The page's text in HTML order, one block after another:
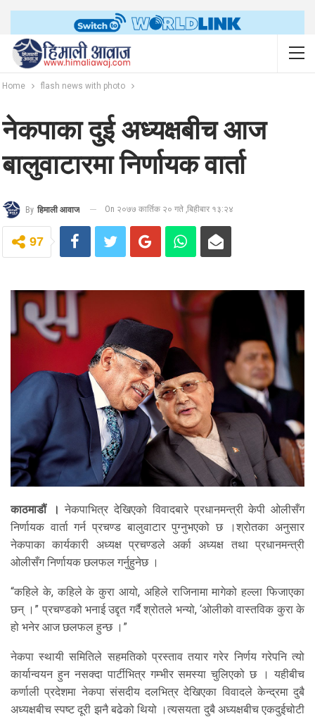
Home flash news with photo
नेकपाका दुई अध्यक्षबीच आज
बालुवाटारमा निर्णायक वार्ता
By हिमाली आवाज On २०७७ कार्तिक २० गते ,बिहीबार १३:२४
97
काठमाडौं । नेकपाभित्र देखिएको विवादबारे प्रधानमन्त्री केपी ओलीसँग
निर्णायक वार्ता गर्न प्रचण्ड बालुवाटार पुग्नुभएको छ ।श्रोतका अनुसार
नेकपाका कार्यकारी अध्यक्ष प्रचण्डले अर्का अध्यक्ष तथा प्रधानमन्त्री
ओलीसँग निर्णायक छलफल गर्नुहुनेछ ।
“कहिले के, कहिले के कुरा आयो, अहिले राजिनामा मागेको हल्ला फिजाएका
छन् ।” प्रचण्डको भनाई उद्दृत गर्दै श्रोतले भन्यो, ‘ओलीको वास्तविक कुरा के
हो भनेर आज छलफल हुन्छ ।”
नेकपा स्थायी समितिले सहमतिको प्रस्ताव तयार गरेर निर्णय गरेपनि त्यो
कार्यान्वयन हुन नसक्दा पार्टीभित्र गम्भीर समस्या चुलिएको छ । यहीबीच
कर्णाली प्रदेशमा नेकपा संसदीय दलभित्र देखिएका विवादले केन्द्रमा दुबै
अध्यक्षबीच स्पष्ट दूरी झनै बढेको थियो ।त्यसयता दुबै अध्यक्षबीच एकदुईचोटी